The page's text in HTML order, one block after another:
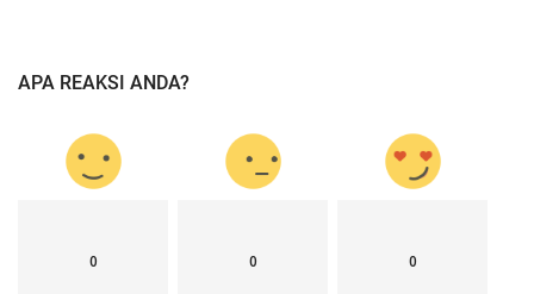
APA REAKSI ANDA?
0 0 0